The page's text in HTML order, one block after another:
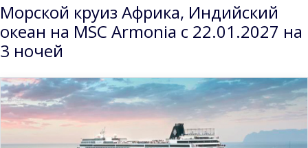
Морской круиз Африка, Индийский
океан на MSC Armonia с 22.01.2027 на
3 ночей